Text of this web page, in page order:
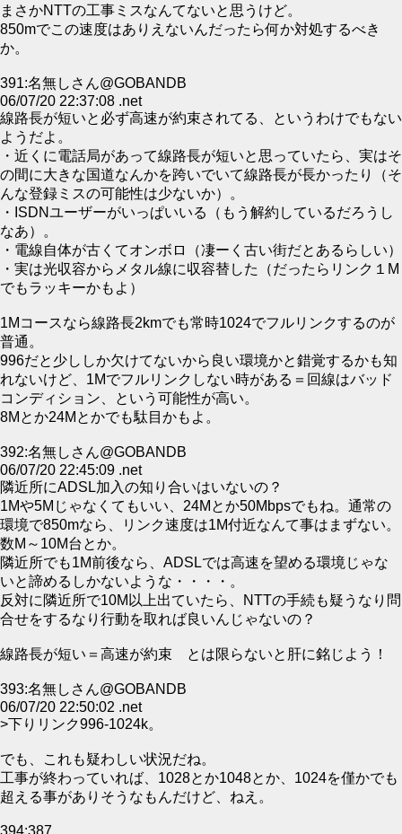
まさかNTTの工事ミスなんてないと思うけど。
850mでこの速度はありえないんだったら何か対処するべき
か。
391:名無しさん@GOBANDB
06/07/20 22:37:08 .net
線路長が短いと必ず高速が約束されてる、というわけでもない
ようだよ。
・近くに電話局があって線路長が短いと思っていたら、実はそ
の間に大きな国道なんかを跨いでいて線路長が長かったり（そ
んな登録ミスの可能性は少ないか）。
・ISDNユーザーがいっぱいいる（もう解約しているだろうし
なあ）。
・電線自体が古くてオンボロ（凄ーく古い街だとあるらしい）
・実は光収容からメタル線に収容替した（だったらリンク１M
でもラッキーかもよ）
1Mコースなら線路長2kmでも常時1024でフルリンクするのが
普通。
996だと少ししか欠けてないから良い環境かと錯覚するかも知
れないけど、1Mでフルリンクしない時がある＝回線はバッド
コンディション、という可能性が高い。
8Mとか24Mとかでも駄目かもよ。
392:名無しさん@GOBANDB
06/07/20 22:45:09 .net
隣近所にADSL加入の知り合いはいないの？
1Mや5Mじゃなくてもいい、24Mとか50Mbpsでもね。通常の
環境で850mなら、リンク速度は1M付近なんて事はまずない。
数M～10M台とか。
隣近所でも1M前後なら、ADSLでは高速を望める環境じゃな
いと諦めるしかないような・・・・。
反対に隣近所で10M以上出ていたら、NTTの手続も疑うなり問
合せをするなり行動を取れば良いんじゃないの？
線路長が短い＝高速が約束 とは限らないと肝に銘じよう！
393:名無しさん@GOBANDB
06/07/20 22:50:02 .net
>下りリンク996-1024k。
でも、これも疑わしい状況だね。
工事が終わっていれば、1028とか1048とか、1024を僅かでも
超える事がありそうなもんだけど、ねえ。
394:387